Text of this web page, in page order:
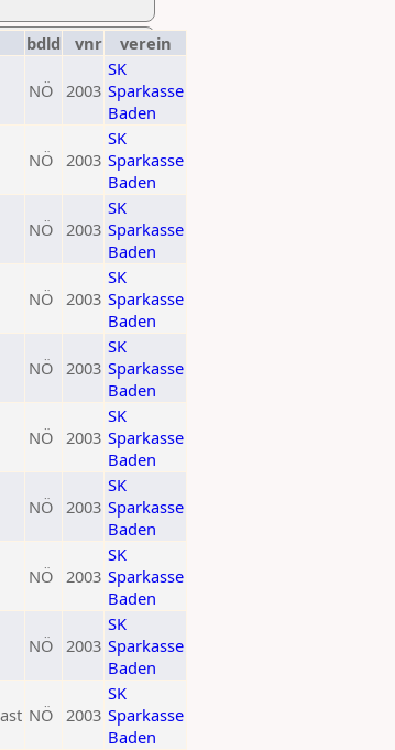
bdld vnr verein
NÖ 2003
SK
Sparkasse
Baden
NÖ 2003
SK
Sparkasse
Baden
NÖ 2003
SK
Sparkasse
Baden
NÖ 2003
SK
Sparkasse
Baden
NÖ 2003
SK
Sparkasse
Baden
NÖ 2003
SK
Sparkasse
Baden
NÖ 2003
SK
Sparkasse
Baden
NÖ 2003
SK
Sparkasse
Baden
NÖ 2003
SK
Sparkasse
Baden
NÖ 2003
SK
Sparkasse
Baden